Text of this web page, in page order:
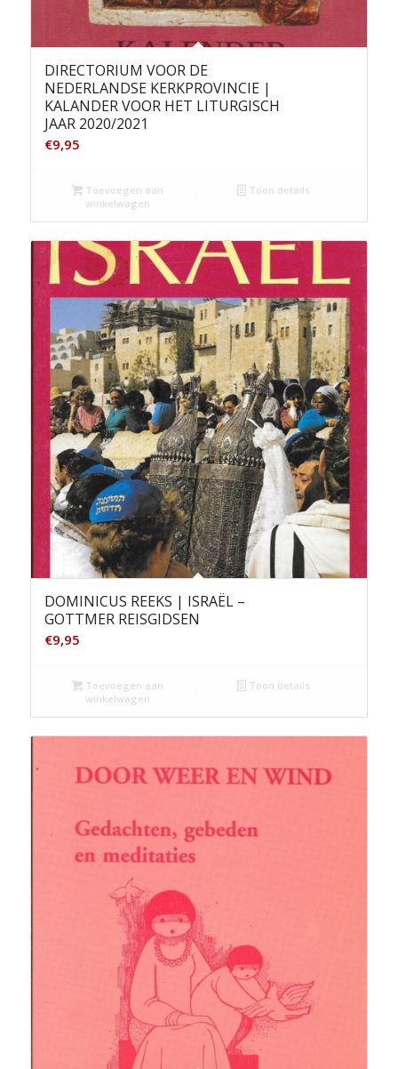
DIRECTORIUM VOOR DE
NEDERLANDSE KERKPROVINCIE |
KALANDER VOOR HET LITURGISCH
JAAR 2020/2021
€9,95
Toevoegen aan
winkelwagen
Toon details
DOMINICUS REEKS | ISRAËL –
GOTTMER REISGIDSEN
€9,95
Toevoegen aan
winkelwagen
Toon details